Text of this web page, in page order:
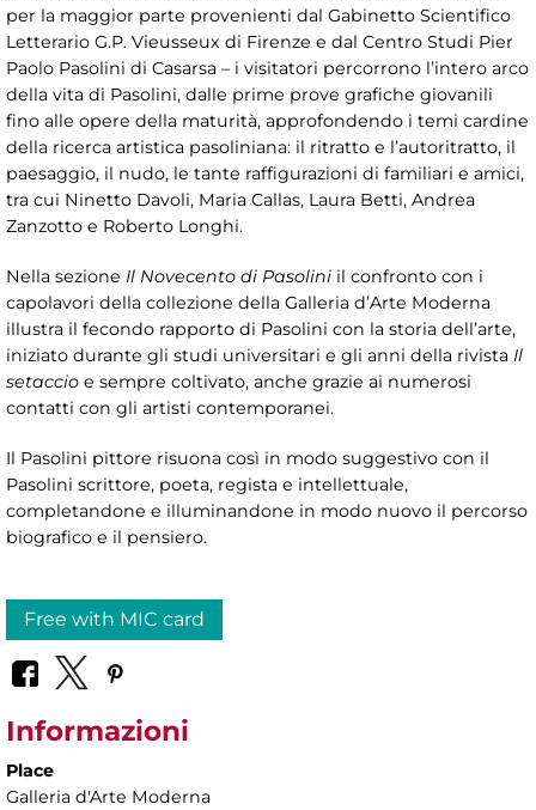
per la maggior parte provenienti dal Gabinetto Scientifico
Letterario G.P. Vieusseux di Firenze e dal Centro Studi Pier
Paolo Pasolini di Casarsa – i visitatori percorrono l’intero arco
della vita di Pasolini, dalle prime prove grafiche giovanili
fino alle opere della maturità, approfondendo i temi cardine
della ricerca artistica pasoliniana: il ritratto e l’autoritratto, il
paesaggio, il nudo, le tante raffigurazioni di familiari e amici,
tra cui Ninetto Davoli, Maria Callas, Laura Betti, Andrea
Zanzotto e Roberto Longhi.
Nella sezione Il Novecento di Pasolini il confronto con i
capolavori della collezione della Galleria d’Arte Moderna
illustra il fecondo rapporto di Pasolini con la storia dell’arte,
iniziato durante gli studi universitari e gli anni della rivista Il
setaccio e sempre coltivato, anche grazie ai numerosi
contatti con gli artisti contemporanei.
Il Pasolini pittore risuona così in modo suggestivo con il
Pasolini scrittore, poeta, regista e intellettuale,
completandone e illuminandone in modo nuovo il percorso
biografico e il pensiero.
Free with MIC card
Informazioni
Place
Galleria d'Arte Moderna